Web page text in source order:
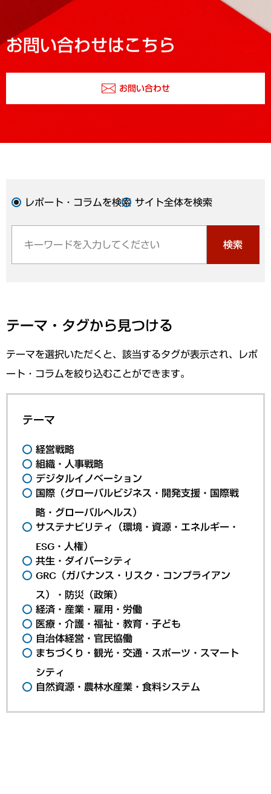
お問い合わせはこちら
お問い合わせ
レポート・コラムを検索 サイト全体を検索
検索
テーマ・タグから見つける
テーマを選択いただくと、該当するタグが表示され、レポ
ート・コラムを絞り込むことができます。
テーマ
経営戦略
組織・人事戦略
デジタルイノベーション
国際（グローバルビジネス・開発支援・国際戦
略・グローバルヘルス）
サステナビリティ（環境・資源・エネルギー・
ESG・人権）
共生・ダイバーシティ
GRC（ガバナンス・リスク・コンプライアン
ス）・防災（政策）
経済・産業・雇用・労働
医療・介護・福祉・教育・子ども
自治体経営・官民協働
まちづくり・観光・交通・スポーツ・スマート
シティ
自然資源・農林水産業・食料システム